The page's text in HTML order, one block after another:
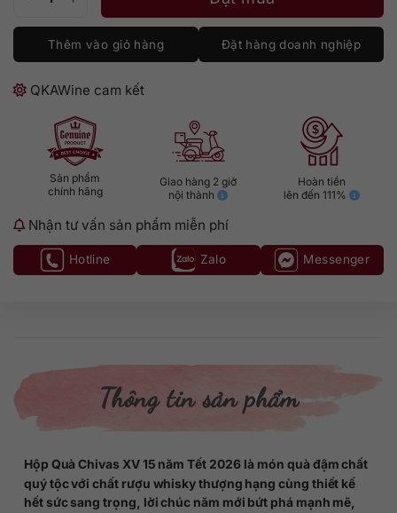
Thêm vào giỏ hàng Đặt hàng doanh nghiệp
QKAWine cam kết
Sản phẩm
chính hãng
Giao hàng 2 giờ
nội thành
Hoàn tiền
lên đến 111%
Nhận tư vấn sản phẩm miễn phí
Hotline Zalo Messenger
Thông tin sản phẩm
Hộp Quà Chivas XV 15 năm Tết 2026 là món quà đậm chất
quý tộc với chất rượu whisky thượng hạng cùng thiết kế
hết sức sang trọng, lời chúc năm mới bứt phá mạnh mẽ,